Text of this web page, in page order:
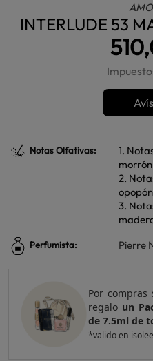
INTERLUDE 53
Notas Olfativas:
1.
2.
3.
Perfumista: Pierre
Por compras
regalo un
de 7.5ml de
*valido en